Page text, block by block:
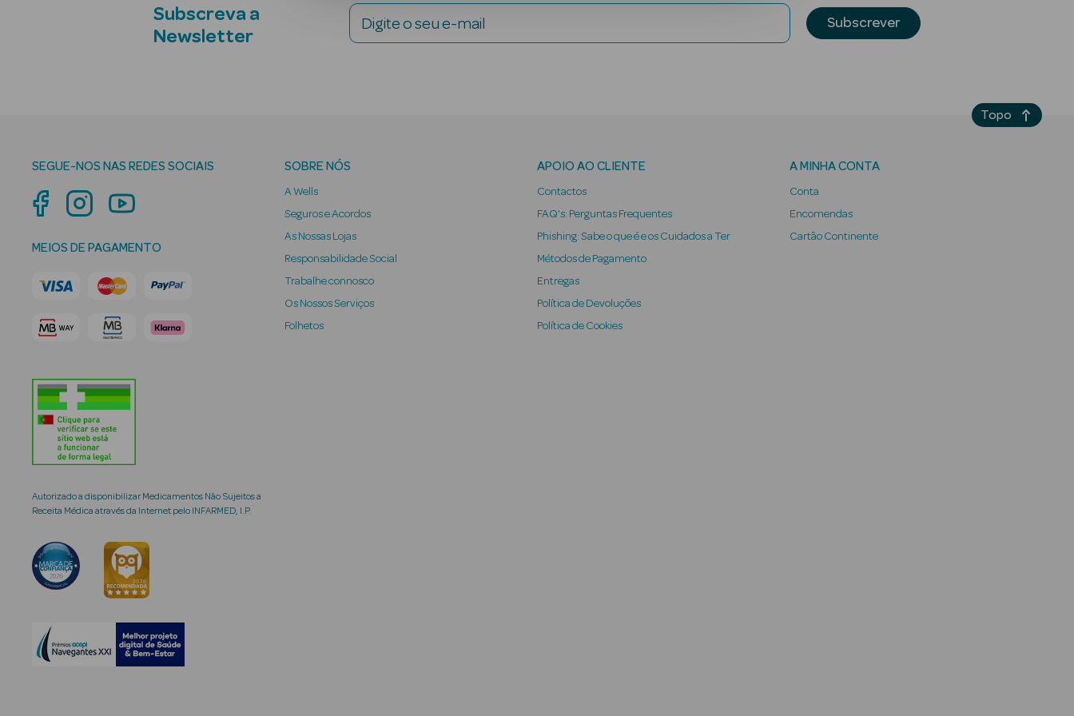
Subscreva a
Newsletter
Digite o seu e-mail Subscrever
SEGUE-NOS NAS REDES SOCIAIS
MEIOS DE PAGAMENTO
Autorizado a disponibilizar Medicamentos Não Sujeitos a
Receita Médica através da Internet pelo INFARMED, I.P.
SOBRE NÓS
A Wells
Seguros e Acordos
As Nossas Lojas
Responsabilidade Social
Trabalhe connosco
Os Nossos Serviços
Folhetos
APOIO AO CLIENTE
Contactos
FAQ's: Perguntas Frequentes
Phishing: Sabe o que é e os Cuidados a Ter
Métodos de Pagamento
Entregas
Política de Devoluções
Política de Cookies
A MINHA CONTA
Conta
Encomendas
Cartão Continente
Topo